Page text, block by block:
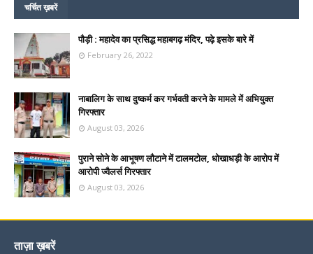
चर्चित ख़बरें
पौड़ी : महादेव का प्रसिद्ध महाबगढ़ मंदिर, पढ़े इसके बारे में
February 26, 2022
नाबालिग के साथ दुष्कर्म कर गर्भवती करने के मामले में अभियुक्त
गिरफ्तार
August 03, 2026
पुराने सोने के आभूषण लौटाने में टालमटोल, धोखाधड़ी के आरोप में
आरोपी ज्वैलर्स गिरफ्तार
August 03, 2026
ताज़ा ख़बरें